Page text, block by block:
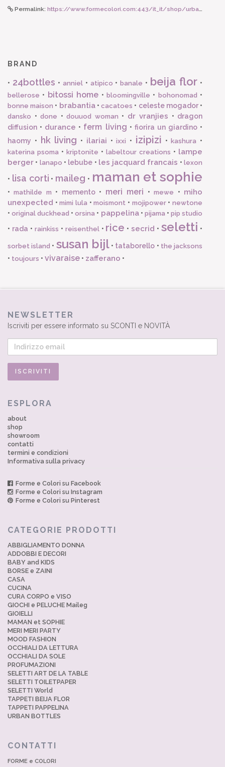
Permalink: https://www.formecolori.com:443/it_it/shop/urban_bottles/urban_bottle_1000_ml/24bottles_urban_bottle_sweet_crime_1000_ml/3832
BRAND
• 24bottles • anniel• atipico •banale • beija flor •
bellerose • bitossi home • bloomingville • bohonomad •
bonne maison • brabantia•cacatoes • celeste mogador•
dansko • done • douuod woman • dr vranjies • dragon
diffusion • durance • ferm living • fiorira un giardino•
haomy • hk living • ilariai •ixxi • izipizi •kashura •
katerina psoma • kriptonite • labeltour creations • lampe
berger • lanapo • lebube • les jacquard francais •lexon
• lisa corti • maileg • maman et sophie
•mathilde m • memento• meri meri •mewe • miho
unexpected •mimi lula •moismont • mojipower•newtone
•original duckhead •orsina • pappelina• pijama • pip studio
• rada • rainkiss • reisenthel• rice •secrid •seletti •
sorbet island • susan bijl• tataborello • the jacksons
• toujours • vivaraise • zafferano •
NEWSLETTER
Iscriviti per essere informato su SCONTI e NOVITÀ
ESPLORA
about
shop
showroom
contatti
termini e condizioni
Informativa sulla privacy
Forme e Colori su Facebook
Forme e Colori su Instagram
Forme e Colori su Pinterest
CATEGORIE PRODOTTI
ABBIGLIAMENTO DONNA
ADDOBBI E DECORI
BABY and KIDS
BORSE e ZAINI
CASA
CUCINA
CURA CORPO e VISO
GIOCHI e PELUCHE Maileg
GIOIELLI
MAMAN et SOPHIE
MERI MERI PARTY
MOOD FASHION
OCCHIALI DA LETTURA
OCCHIALI DA SOLE
PROFUMAZIONI
SELETTI ART DE LA TABLE
SELETTI TOILETPAPER
SELETTI World
TAPPETI BEIJA FLOR
TAPPETI PAPPELINA
URBAN BOTTLES
CONTATTI
FORME e COLORI